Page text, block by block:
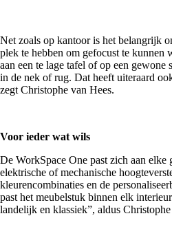
Net zoals op kantoor is het belangrijk
plek te hebben om gefocust te kunnen
aan een te lage tafel of op een
in de nek of rug. Dat heeft uiteraard
zegt Christophe van Hees.
Voor ieder wat wils
De WorkSpace One past zich aan elke
elektrische of mechanische
kleurencombinaties en de
past het meubelstuk binnen elk
landelijk en klassiek”, aldus